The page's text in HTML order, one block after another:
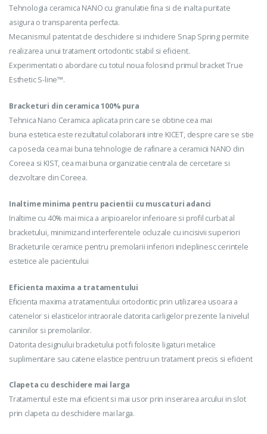
Tehnologia ceramica NANO cu granulatie fina si de inalta puritate
asigura o transparenta perfecta.
Mecanismul patentat de deschidere si inchidere Snap Spring permite
realizarea unui tratament ortodontic stabil si eficient.
Experimentati o abordare cu totul noua folosind primul bracket True
Esthetic S-line™.
Bracketuri din ceramica 100% pura
Tehnica Nano Ceramica aplicata prin care se obtine cea mai
buna estetica este rezultatul colaborarii intre KICET, despre care se stie
ca poseda cea mai buna tehnologie de rafinare a ceramicii NANO din
Coreea si KIST, cea mai buna organizatie centrala de cercetare si
dezvoltare din Coreea.
Inaltime minima pentru pacientii cu muscaturi adanci
Inaltime cu 40% mai mica a aripioarelor inferioare si profil curbat al
bracketului, minimizand interferentele ocluzale cu incisivii superiori
Bracketurile ceramice pentru premolarii inferiori indeplinesc cerintele
estetice ale pacientului
Eficienta maxima a tratamentului
Eficienta maxima a tratamentului ortodontic prin utilizarea usoara a
catenelor si elasticelor intraorale datorita carligelor prezente la nivelul
caninilor si premolarilor.
Datorita designului bracketului pot fi folosite ligaturi metalice
suplimentare sau catene elastice pentru un tratament precis si eficient
Clapeta cu deschidere mai larga
Tratamentul este mai eficient si mai usor prin inserarea arcului in slot
prin clapeta cu deschidere mai larga.